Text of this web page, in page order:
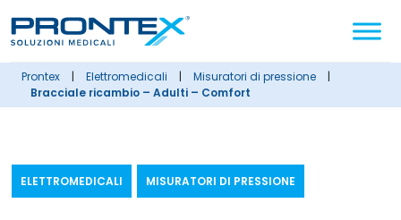
sito
prontex | elettromedicali | misuratori di pressione
|
Bracciale ricambio – Adulti – Comfort
ELETTROMEDICALI MISURATORI DI PRESSIONE